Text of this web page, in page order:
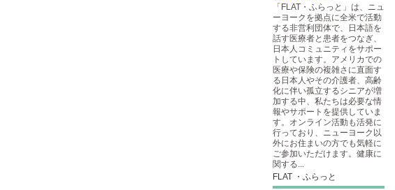
「FLAT・ふらっと」は、ニュ
ーヨークを拠点に全米で活動
する非営利団体で、日本語を
話す医療者と患者をつなぎ、
日本人コミュニティをサポー
トしています。アメリカでの
医療や保険の複雑さに直面す
る日本人やその介護者、高齢
化に伴い孤立するシニアが増
加する中、私たちは必要な情
報やサポートを提供していま
す。オンライン活動も活発に
行っており、ニューヨーク以
外にお住まいの方でも気軽に
ご参加いただけます。健康に
関する...
FLAT ・ふらっと